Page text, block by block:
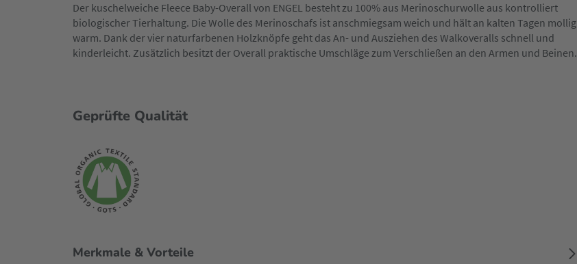
Der kuschelweiche Fleece Baby-Overall von ENGEL besteht zu 100% aus Merinoschurwolle aus kontrolliert
biologischer Tierhaltung. Die Wolle des Merinoschafs ist anschmiegsam weich und hält an kalten Tagen mollig
warm. Dank der vier naturfarbenen Holzknöpfe geht das An- und Ausziehen des Walkoveralls schnell und
kinderleicht. Zusätzlich besitzt der Overall praktische Umschläge zum Verschließen an den Armen und Beinen.
Geprüfte Qualität
Merkmale & Vorteile